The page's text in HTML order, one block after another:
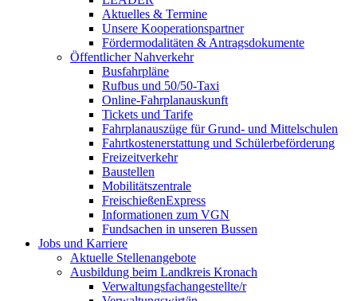
Aktuelles & Termine
Unsere Kooperationspartner
Fördermodalitäten & Antragsdokumente
Öffentlicher Nahverkehr
Busfahrpläne
Rufbus und 50/50-Taxi
Online-Fahrplanauskunft
Tickets und Tarife
Fahrplanauszüge für Grund- und Mittelschulen
Fahrtkostenerstattung und Schülerbeförderung
Freizeitverkehr
Baustellen
Mobilitätszentrale
FreischießenExpress
Informationen zum VGN
Fundsachen in unseren Bussen
Jobs und Karriere
Aktuelle Stellenangebote
Ausbildung beim Landkreis Kronach
Verwaltungsfachangestellte/r